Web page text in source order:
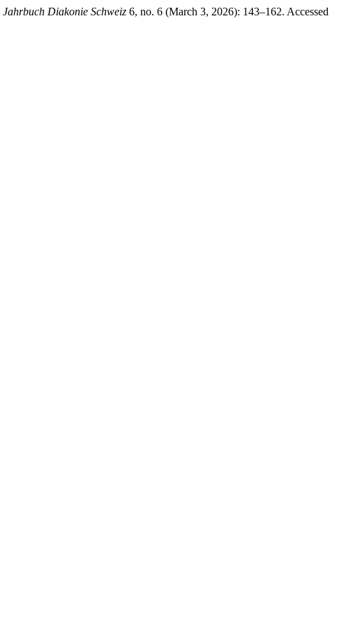
Jahrbuch Diakonie Schweiz 6, no. 6 (March 3, 2026): 143–162. Accessed